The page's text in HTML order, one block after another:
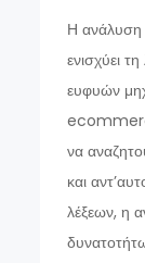
Η ανάλυση
ενισχύει
ευφυών
να
και
λέξεων, η